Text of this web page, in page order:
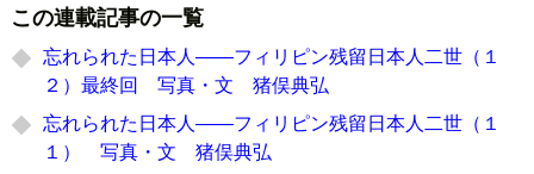
この連載記事の一覧
忘れられた日本人――フィリピン残留日本人二世（１
２）最終回 写真・文 猪俣典弘
忘れられた日本人――フィリピン残留日本人二世（１
１） 写真・文 猪俣典弘